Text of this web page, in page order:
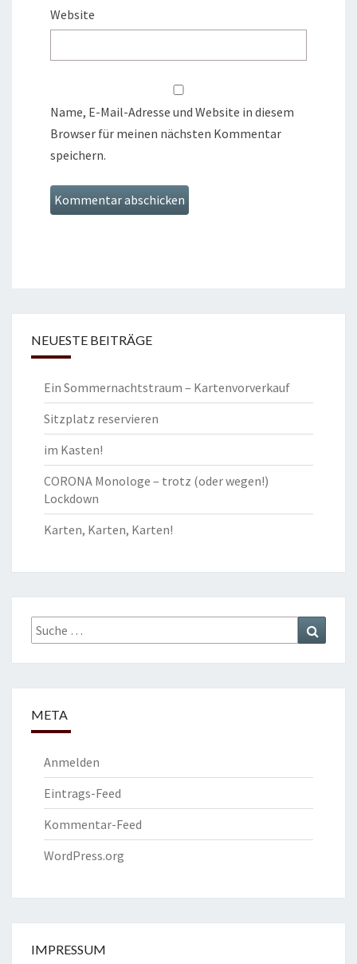
Website
Name, E-Mail-Adresse und Website in diesem
Browser für meinen nächsten Kommentar
speichern.
NEUESTE BEITRÄGE
Ein Sommernachtstraum – Kartenvorverkauf
Sitzplatz reservieren
im Kasten!
CORONA Monologe – trotz (oder wegen!)
Lockdown
Karten, Karten, Karten!
Suche
nach:
META
Anmelden
Eintrags-Feed
Kommentar-Feed
WordPress.org
IMPRESSUM